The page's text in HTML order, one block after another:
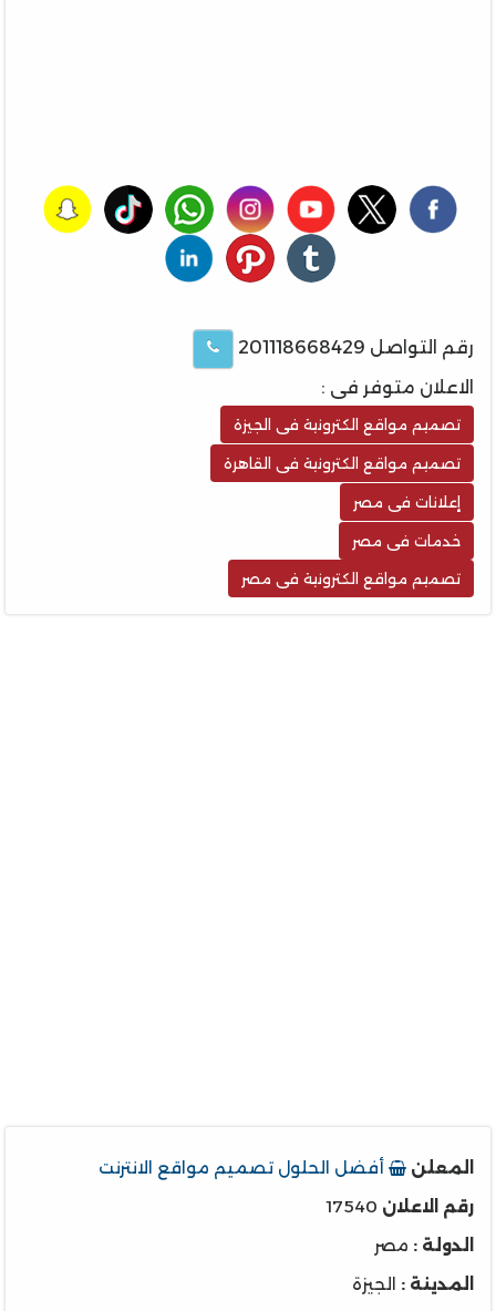
رقم التواصل 201118668429
الاعلان متوفر فى :
تصميم مواقع الكترونية فى الجيزة
تصميم مواقع الكترونية فى القاهرة
إعلانات فى مصر
خدمات فى مصر
تصميم مواقع الكترونية فى مصر
المعلن
أفضل الحلول تصميم مواقع الانترنت
رقم الاعلان 17540
الدولة : مصر
المدينة : الجيزة